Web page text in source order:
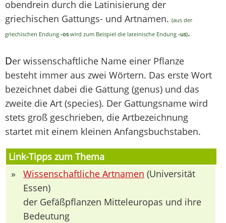
obendrein durch die Latinisierung der
griechischen Gattungs- und Artnamen. (aus der
griechischen Endung -os wird zum Beispiel die lateinische Endung -us).
Der wissenschaftliche Name einer Pflanze
besteht immer aus zwei Wörtern. Das erste Wort
bezeichnet dabei die Gattung (genus) und das
zweite die Art (species). Der Gattungsname wird
stets groß geschrieben, die Artbezeichnung
startet mit einem kleinen Anfangsbuchstaben.
Link-Tipps zum Thema
»
Wissenschaftliche Artnamen (Universität
Essen)
der Gefäßpflanzen Mitteleuropas und ihre
Bedeutung